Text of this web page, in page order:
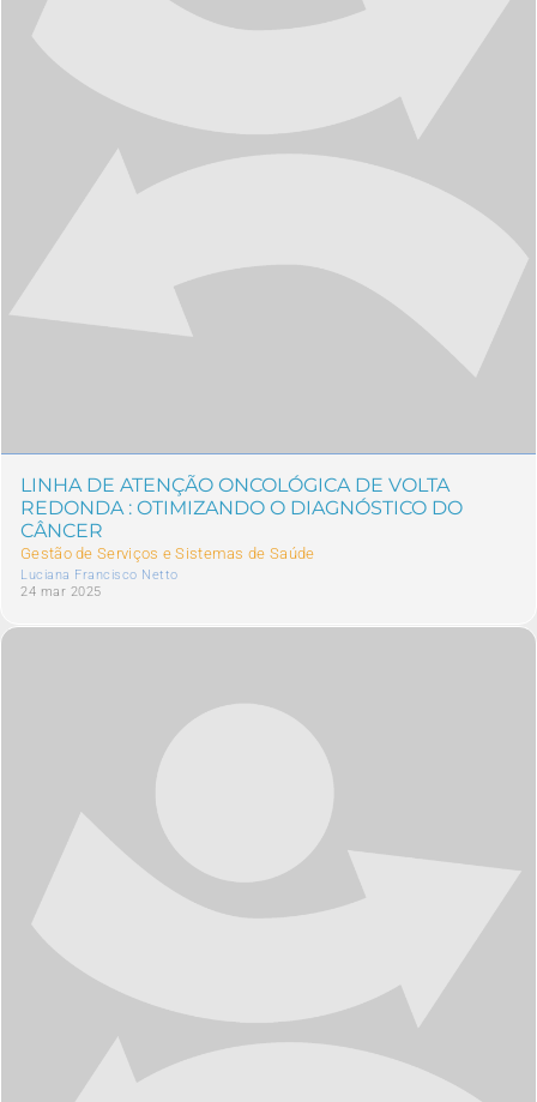
LINHA DE ATENÇÃO ONCOLÓGICA DE VOLTA
REDONDA : OTIMIZANDO O DIAGNÓSTICO DO
CÂNCER
Gestão de Serviços e Sistemas de Saúde
Luciana Francisco Netto
24 mar 2025